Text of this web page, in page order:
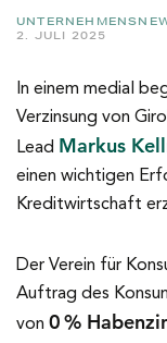
2. JULI 2025
In einem medial
Verzinsung von
Lead Markus
einen wichtigen
Kreditwirtschaft
Der Verein für
Auftrag des
von 0 %